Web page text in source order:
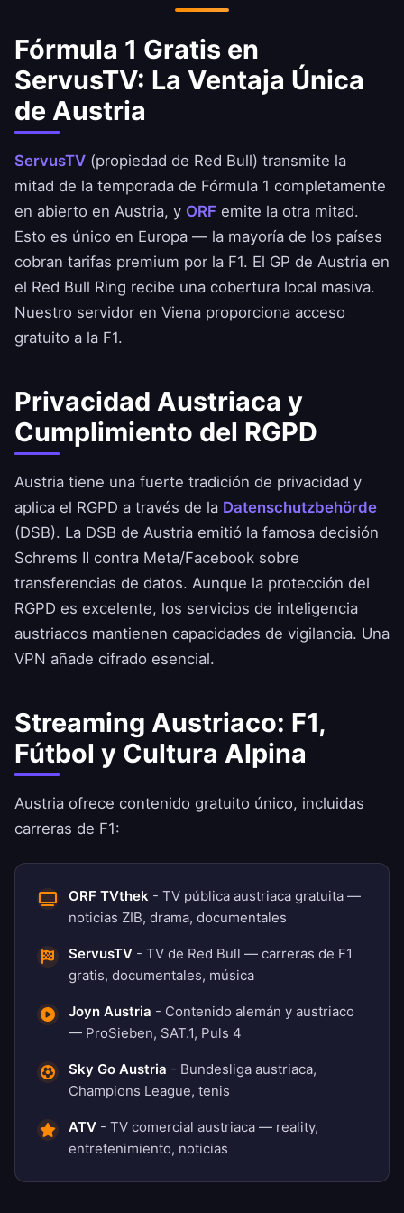
Fórmula 1 Gratis en
ServusTV: La Ventaja Única
de Austria
ServusTV (propiedad de Red Bull) transmite la
mitad de la temporada de Fórmula 1 completamente
en abierto en Austria, y ORF emite la otra mitad.
Esto es único en Europa — la mayoría de los países
cobran tarifas premium por la F1. El GP de Austria en
el Red Bull Ring recibe una cobertura local masiva.
Nuestro servidor en Viena proporciona acceso
gratuito a la F1.
Privacidad Austriaca y
Cumplimiento del RGPD
Austria tiene una fuerte tradición de privacidad y
aplica el RGPD a través de la Datenschutzbehörde
(DSB). La DSB de Austria emitió la famosa decisión
Schrems II contra Meta/Facebook sobre
transferencias de datos. Aunque la protección del
RGPD es excelente, los servicios de inteligencia
austriacos mantienen capacidades de vigilancia. Una
VPN añade cifrado esencial.
Streaming Austriaco: F1,
Fútbol y Cultura Alpina
Austria ofrece contenido gratuito único, incluidas
carreras de F1:
ORF TVthek - TV pública austriaca gratuita —
noticias ZIB, drama, documentales
ServusTV - TV de Red Bull — carreras de F1
gratis, documentales, música
Joyn Austria - Contenido alemán y austriaco
— ProSieben, SAT.1, Puls 4
Sky Go Austria - Bundesliga austriaca,
Champions League, tenis
ATV - TV comercial austriaca — reality,
entretenimiento, noticias